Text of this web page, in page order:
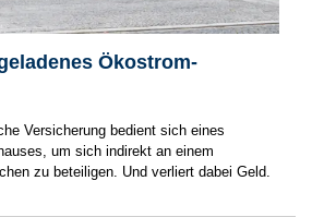
Ökostrom-
Versicherung bedient sich eines
um sich indirekt an einem
zu beteiligen. Und verliert dabei Geld.